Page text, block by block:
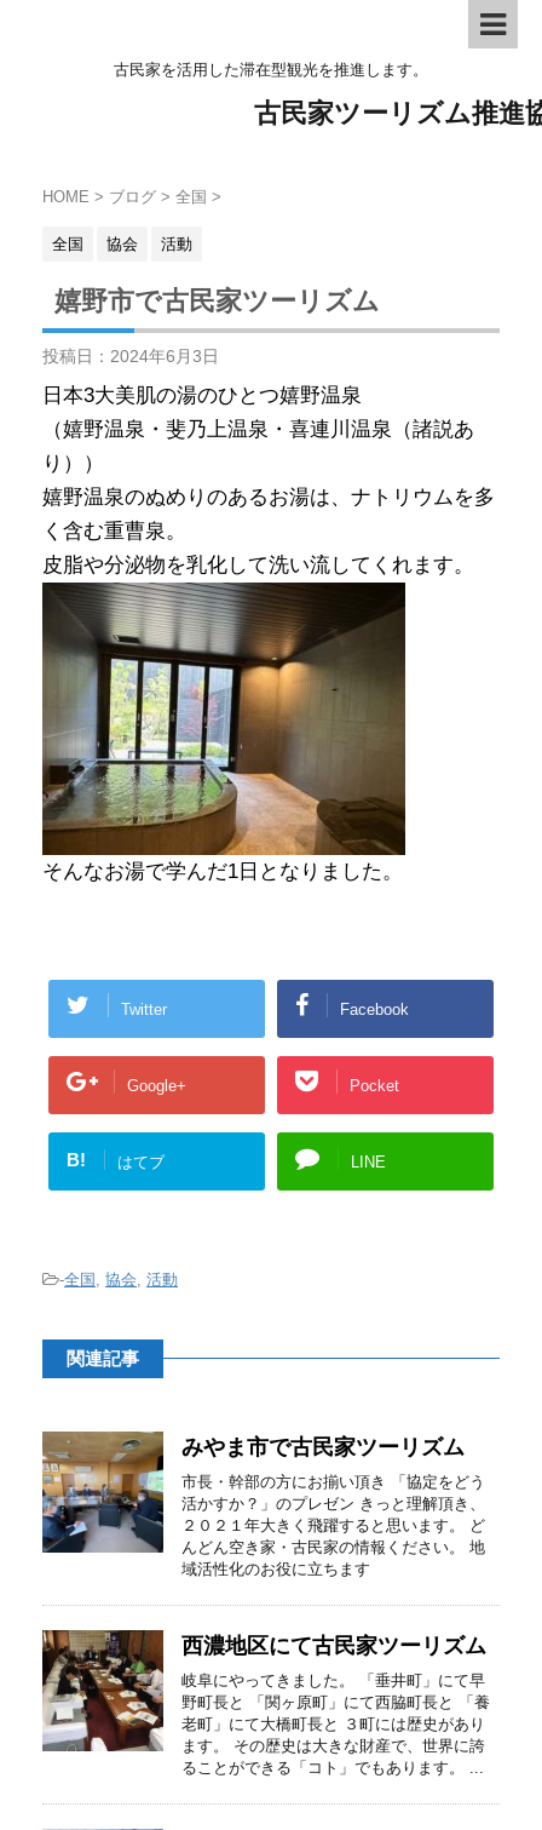
古民家を活用した滞在型観光を推進します。
古民家ツーリズム推進
HOME > ブログ > 全国 >
全国 協会 活動
嬉野市で古民家ツーリズム
投稿日： 2024年6月3日
日本3大美肌の湯のひとつ嬉野温泉
（嬉野温泉・斐乃上温泉・喜連川温泉（諸説あ
り））
嬉野温泉のぬめりのあるお湯は、ナトリウムを多
く含む重曹泉。
皮脂や分泌物を乳化して洗い流してくれます。
そんなお湯で学んだ1日となりました。
Twitter Facebook
Google+ Pocket
B! はてブ LINE
-全国 , 協会, 活動
関連記事
みやま市で古民家ツーリズム
市長・幹部の方にお揃い頂き 「協定をどう
活かすか？」のプレゼン きっと理解頂き、
２０２１年大きく飛躍すると思います。 ど
んどん空き家・古民家の情報ください。 地
域活性化のお役に立ちます
西濃地区にて古民家ツーリズム
岐阜にやってきました。 「垂井町」にて早
野町長と 「関ヶ原町」にて西脇町長と 「養
老町」にて大橋町長と ３町には歴史があり
ます。 その歴史は大きな財産で、世界に誇
ることができる「コト」でもあります。 ...